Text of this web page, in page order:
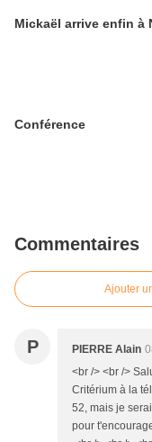
Mickaël arrive enfin à
Conférence
Commentaires
Ajouter
P PIERRE Alain
<br /> <br />
Critérium à la
52, mais je
pour